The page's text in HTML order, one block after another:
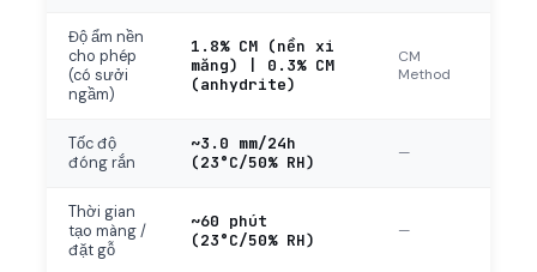
Độ ẩm nền
cho phép
(có sưởi
ngầm)
1.8% CM (nền xi
măng) | 0.3% CM
(anhydrite)
CM
Method
Tốc độ
đóng rắn
~3.0 mm/24h
(23°C/50% RH)
—
Thời gian
tạo màng /
đặt gỗ
~60 phút
(23°C/50% RH)
—